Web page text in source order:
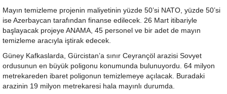
Mayın temizleme projenin maliyetinin yüzde 50’si NATO, yüzde 50’si
ise Azerbaycan tarafından finanse edilecek. 26 Mart itibariyle
başlayacak projeye ANAMA, 45 personel ve bir adet de mayın
temizleme aracıyla iştirak edecek.
Güney Kafkaslarda, Gürcistan’a sınır Ceyrançöl arazisi Sovyet
ordusunun en büyük poligonu konumunda bulunuyordu. 64 milyon
metrekareden ibaret poligonun temizlemeye açılacak. Buradaki
arazinin 19 milyon metrekaresi hala mayınlı durumda.